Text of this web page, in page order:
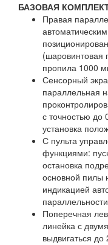
БАЗОВАЯ
Правая
(шаровинтовая
пропила 1000
Сенсорный
параллельная
с точностью до
установка
С пульта
функциями:
остановка
основной пилы
индикацией
Поперечная
линейка с
выдвигаться